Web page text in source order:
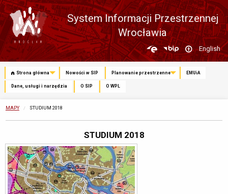
System Informacji Przestrzennej
Wrocławia
Zmień
język
English
Strona główna Nowości w SIP Planowanie przestrzenne EMUiA
Dane, usługi i narzędzia O SIP O WPL
MAPY OBECNIE:
STUDIUM 2018
STUDIUM 2018